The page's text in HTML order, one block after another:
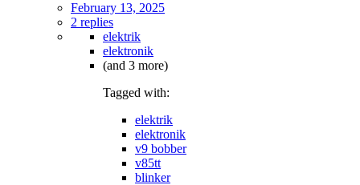
February 13, 2025
2 replies
elektrik
elektronik
(and 3 more)
Tagged with:
elektrik
elektronik
v9 bobber
v85tt
blinker